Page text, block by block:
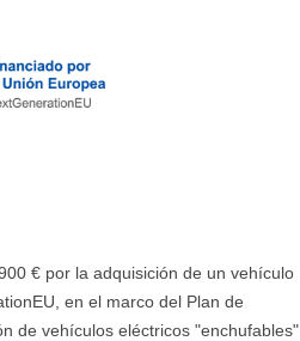
€ por la adquisición de un vehículo
en el marco del Plan de
de vehículos eléctricos "enchufables"